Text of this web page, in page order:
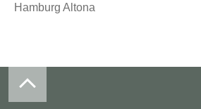
Hamburg Altona